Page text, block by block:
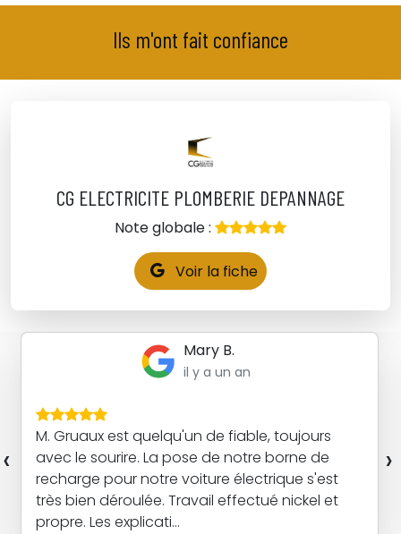
Ils m'ont fait confiance
CG ELECTRICITE PLOMBERIE DEPANNAGE
Note globale :
Voir la fiche
Mary B.
il y a un an
M. Gruaux est quelqu'un de fiable, toujours
avec le sourire. La pose de notre borne de
recharge pour notre voiture électrique s'est
très bien déroulée. Travail effectué nickel et
propre. Les explicati...
‹ ›